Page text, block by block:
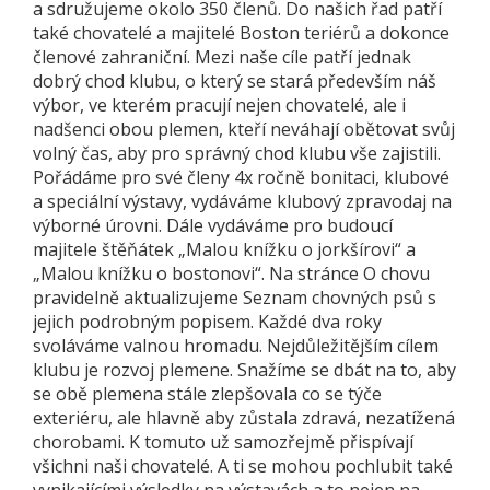
a sdružujeme okolo 350 členů. Do našich řad patří
také chovatelé a majitelé Boston teriérů a dokonce
členové zahraniční. Mezi naše cíle patří jednak
dobrý chod klubu, o který se stará především náš
výbor, ve kterém pracují nejen chovatelé, ale i
nadšenci obou plemen, kteří neváhají obětovat svůj
volný čas, aby pro správný chod klubu vše zajistili.
Pořádáme pro své členy 4x ročně bonitaci, klubové
a speciální výstavy, vydáváme klubový zpravodaj na
výborné úrovni. Dále vydáváme pro budoucí
majitele štěňátek „Malou knížku o jorkšírovi“ a
„Malou knížku o bostonovi“. Na stránce O chovu
pravidelně aktualizujeme Seznam chovných psů s
jejich podrobným popisem. Každé dva roky
svoláváme valnou hromadu. Nejdůležitějším cílem
klubu je rozvoj plemene. Snažíme se dbát na to, aby
se obě plemena stále zlepšovala co se týče
exteriéru, ale hlavně aby zůstala zdravá, nezatížená
chorobami. K tomuto už samozřejmě přispívají
všichni naši chovatelé. A ti se mohou pochlubit také